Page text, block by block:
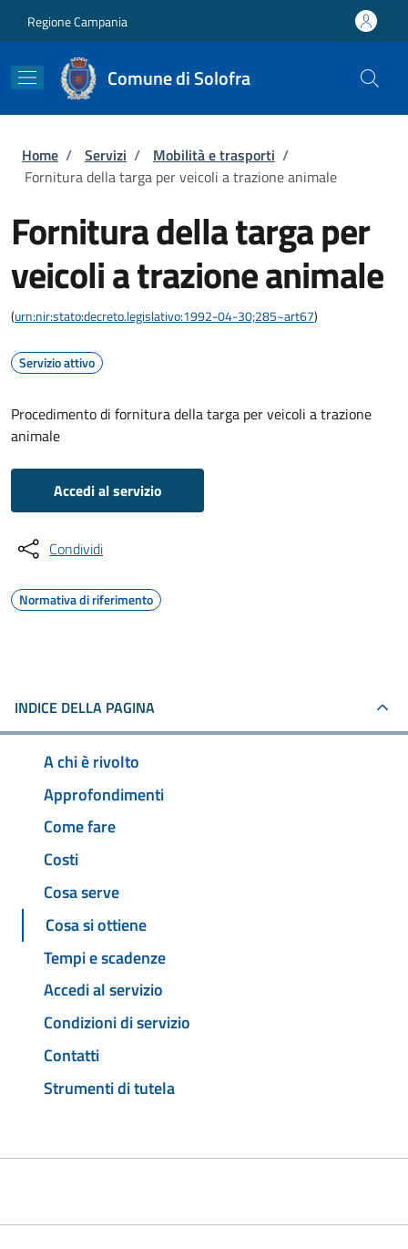
Regione Campania
Comune di Solofra
Briciole di pane
Home / Servizi / Mobilità e trasporti /
Fornitura della targa per veicoli a trazione animale
Fornitura della targa per
veicoli a trazione animale
(urn:nir:stato:decreto.legislativo:1992-04-30;285~art67)
Servizio attivo
Procedimento di fornitura della targa per veicoli a trazione
animale
Accedi al servizio
Condividi
Normativa di riferimento
INDICE DELLA PAGINA
A chi è rivolto
Approfondimenti
Come fare
Costi
Cosa serve
Cosa si ottiene
Tempi e scadenze
Accedi al servizio
Condizioni di servizio
Contatti
Strumenti di tutela